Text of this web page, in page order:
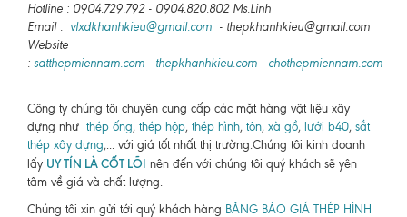
Hotline : 0904.729.792 - 0904.820.802 Ms.Linh
Email : vlxdkhanhkieu@gmail.com - thepkhanhkieu@gmail.com
Website
: satthepmiennam.com - thepkhanhkieu.com - chothepmiennam.com
Công ty chúng tôi chuyên cung cấp các mặt hàng vật liệu xây
dựng như thép ống, thép hộp, thép hình, tôn, xà gồ, lưới b40, sắt
thép xây dựng,... với giá tốt nhất thị trường.Chúng tôi kinh doanh
lấy UY TÍN LÀ CỐT LÕI nên đến với chúng tôi quý khách sẽ yên
tâm về giá và chất lượng.
Chúng tôi xin gửi tới quý khách hàng BẢNG BÁO GIÁ THÉP HÌNH